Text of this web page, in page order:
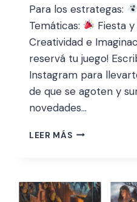
Para los estrategas:
Temáticas:
Fiesta
Creatividad e
reservá tu juego!
Instagram para
de que se agoten y
novedades…
LEER MÁS